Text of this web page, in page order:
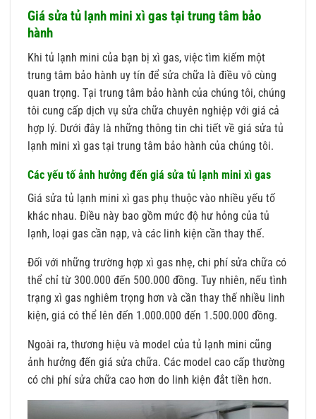
Giá sửa tủ lạnh mini xì gas tại trung tâm bảo
hành
Khi tủ lạnh mini của bạn bị xì gas, việc tìm kiếm một
trung tâm bảo hành uy tín để sửa chữa là điều vô cùng
quan trọng. Tại trung tâm bảo hành của chúng tôi, chúng
tôi cung cấp dịch vụ sửa chữa chuyên nghiệp với giá cả
hợp lý. Dưới đây là những thông tin chi tiết về giá sửa tủ
lạnh mini xì gas tại trung tâm bảo hành của chúng tôi.
Các yếu tố ảnh hưởng đến giá sửa tủ lạnh mini xì gas
Giá sửa tủ lạnh mini xì gas phụ thuộc vào nhiều yếu tố
khác nhau. Điều này bao gồm mức độ hư hỏng của tủ
lạnh, loại gas cần nạp, và các linh kiện cần thay thế.
Đối với những trường hợp xì gas nhẹ, chi phí sửa chữa có
thể chỉ từ 300.000 đến 500.000 đồng. Tuy nhiên, nếu tình
trạng xì gas nghiêm trọng hơn và cần thay thế nhiều linh
kiện, giá có thể lên đến 1.000.000 đến 1.500.000 đồng.
Ngoài ra, thương hiệu và model của tủ lạnh mini cũng
ảnh hưởng đến giá sửa chữa. Các model cao cấp thường
có chi phí sửa chữa cao hơn do linh kiện đắt tiền hơn.